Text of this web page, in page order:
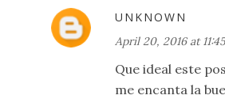
UNKNOWN
April 20, 2016 at
Que ideal este
me encanta la